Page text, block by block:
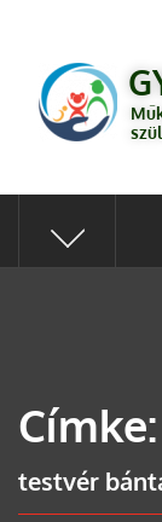
számára
Címke:
testvér